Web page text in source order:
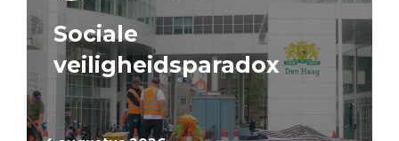
Sociale
veiligheidsparadox